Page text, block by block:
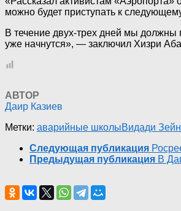
можно будет приступать к
В течение двух-трех дней мы должны
уже начнутся», — заключил Хизри
АВТОР
Даир Казиев
Метки: аварийные школыВидади
Следующая публикация
Предыдущая публикация В